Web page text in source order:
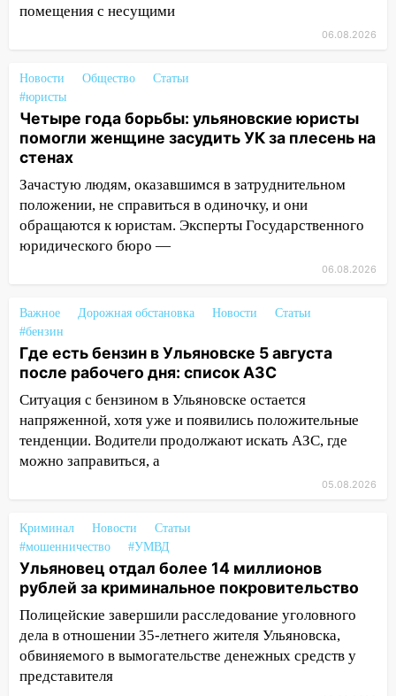
12:28 Миллион на «льготниках»: в
проездными
12:10 Ульяновский алиментщик накопил
120 тысяч долга
11:49
опасность» на территории Ульяновской
области
11:30 Кабмин РФ разрешил до 1 июля
2027 года импорт, выпуск и обращение
11:12
Соцсети: на Рябикова автомобиль
врезался в забор
10:27 Где есть бензин в Ульяновске
днем 6 августа: список АЗС
10:16 Внимание! В Ульяновской области
объявлена ракетная опасность
10:00
В Старомайнском районе утонул
застрял в тепловозе
09:44 Ульяновские спасатели помогли
юному велосипедисту на улице
Чернышевского
08:21 В Заволжском районе украли два
велосипеда
07:18
помещения с несущими
06.08.2026
Новости Общество
Статьи
#юристы
Четыре года борьбы: ульяновские юристы
помогли женщине засудить УК за плесень на
стенах
Зачастую людям, оказавшимся в затруднительном
положении, не справиться в одиночку, и они
обращаются к юристам. Эксперты Государственного
юридического бюро —
06.08.2026
Важное Дорожная обстановка Новости
Статьи
#бензин
Где есть бензин в Ульяновске 5 августа
после рабочего дня: список АЗС
Ситуация с бензином в Ульяновске остается
напряженной, хотя уже и появились положительные
тенденции. Водители продолжают искать АЗС, где
можно заправиться, а
05.08.2026
Криминал Новости
Статьи
#мошенничество
#УМВД
Ульяновец отдал более 14 миллионов
рублей за криминальное покровительство
Полицейские завершили расследование уголовного
дела в отношении 35-летнего жителя Ульяновска,
обвиняемого в вымогательстве денежных средств у
представителя